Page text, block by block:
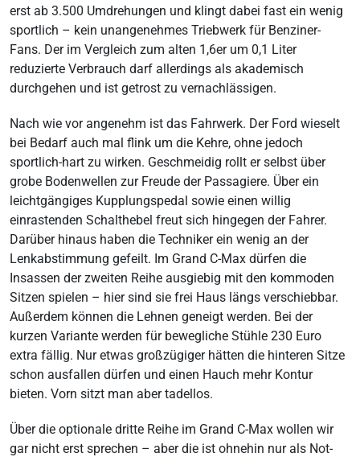
erst ab 3.500 Umdrehungen und klingt dabei fast ein wenig
sportlich – kein unangenehmes Triebwerk für Benziner-
Fans. Der im Vergleich zum alten 1,6er um 0,1 Liter
reduzierte Verbrauch darf allerdings als akademisch
durchgehen und ist getrost zu vernachlässigen.
Nach wie vor angenehm ist das Fahrwerk. Der Ford wieselt
bei Bedarf auch mal flink um die Kehre, ohne jedoch
sportlich-hart zu wirken. Geschmeidig rollt er selbst über
grobe Bodenwellen zur Freude der Passagiere. Über ein
leichtgängiges Kupplungspedal sowie einen willig
einrastenden Schalthebel freut sich hingegen der Fahrer.
Darüber hinaus haben die Techniker ein wenig an der
Lenkabstimmung gefeilt. Im Grand C-Max dürfen die
Insassen der zweiten Reihe ausgiebig mit den kommoden
Sitzen spielen – hier sind sie frei Haus längs verschiebbar.
Außerdem können die Lehnen geneigt werden. Bei der
kurzen Variante werden für bewegliche Stühle 230 Euro
extra fällig. Nur etwas großzügiger hätten die hinteren Sitze
schon ausfallen dürfen und einen Hauch mehr Kontur
bieten. Vorn sitzt man aber tadellos.
Über die optionale dritte Reihe im Grand C-Max wollen wir
gar nicht erst sprechen – aber die ist ohnehin nur als Not-